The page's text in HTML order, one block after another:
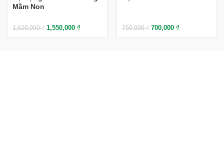
Mầm Non
1,620,000₫ 1,550,000 ₫ 750,000₫ 700,000 ₫